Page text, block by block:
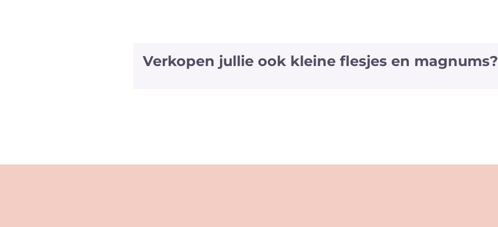
Verkopen jullie ook kleine flesjes en magnums?